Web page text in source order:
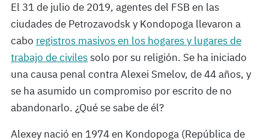
El 31 de julio de 2019, agentes del FSB en las
ciudades de Petrozavodsk y Kondopoga llevaron a
cabo registros masivos en los hogares y lugares de
trabajo de civilessolo por su religión. Se ha iniciado
una causa penal contra Alexei Smelov, de 44 años, y
se ha asumido un compromiso por escrito de no
abandonarlo. ¿Qué se sabe de él?
Alexey nació en 1974 en Kondopoga (República de